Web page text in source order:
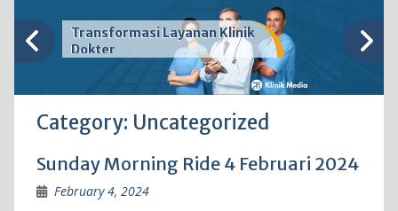
Transformasi Layanan Klinik
Dokter
Category: Uncategorized
Sunday Morning Ride 4 Februari 2024
February 4, 2024